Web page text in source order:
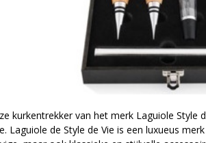
kurkentrekker van het merk Laguiole Style
Laguiole de Style de Vie is een luxueus